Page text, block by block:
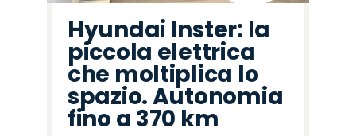
Hyundai Inster: la
piccola elettrica
che moltiplica lo
spazio. Autonomia
fino a 370 km